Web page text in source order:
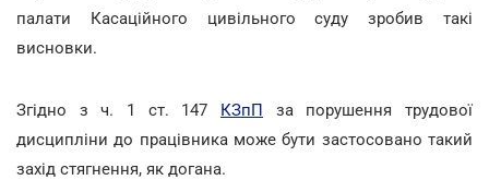
палати Касаційного цивільного суду зробив такі
висновки.
Згідно з ч. 1 ст. 147 КЗпП за порушення трудової
дисципліни до працівника може бути застосовано такий
захід стягнення, як догана.